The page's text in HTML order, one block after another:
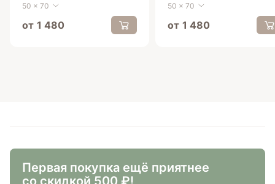
50 x 70
от 1 480
50 x 70
от 1 480
Первая покупка ещё приятнее
со скидкой 500 ₽!